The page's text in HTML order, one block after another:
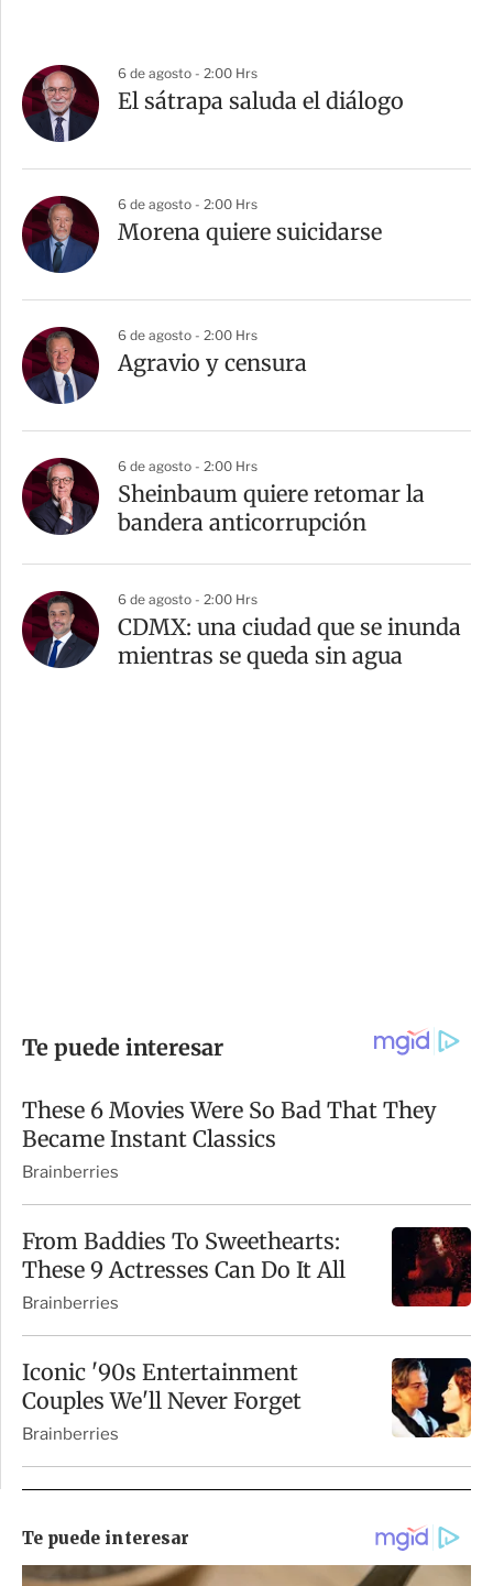
6 de agosto - 2:00 Hrs
El sátrapa saluda el diálogo
6 de agosto - 2:00 Hrs
Morena quiere suicidarse
6 de agosto - 2:00 Hrs
Agravio y censura
6 de agosto - 2:00 Hrs
Sheinbaum quiere retomar la
bandera anticorrupción
6 de agosto - 2:00 Hrs
CDMX: una ciudad que se inunda
mientras se queda sin agua